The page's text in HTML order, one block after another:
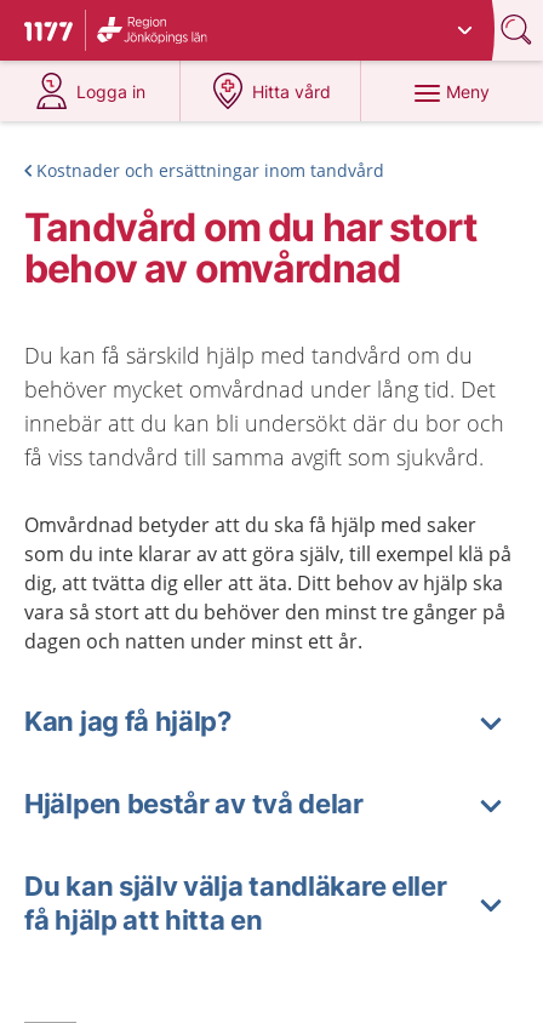
Till startsidan för 1177
Du har valt region
Logga in
på 1177.se
Hitta vård
på 1177.se
Meny
Kostnader och ersättningar inom tandvård
Tandvård om du har stort
behov av omvårdnad
Du kan få särskild hjälp med tandvård om du
behöver mycket omvårdnad under lång tid. Det
innebär att du kan bli undersökt där du bor och
få viss tandvård till samma avgift som sjukvård.
Omvårdnad betyder att du ska få hjälp med saker
som du inte klarar av att göra själv, till exempel klä på
dig, att tvätta dig eller att äta. Ditt behov av hjälp ska
vara så stort att du behöver den minst tre gånger på
dagen och natten under minst ett år.
Kan jag få hjälp?
Hjälpen består av två delar
Du kan själv välja tandläkare eller
få hjälp att hitta en